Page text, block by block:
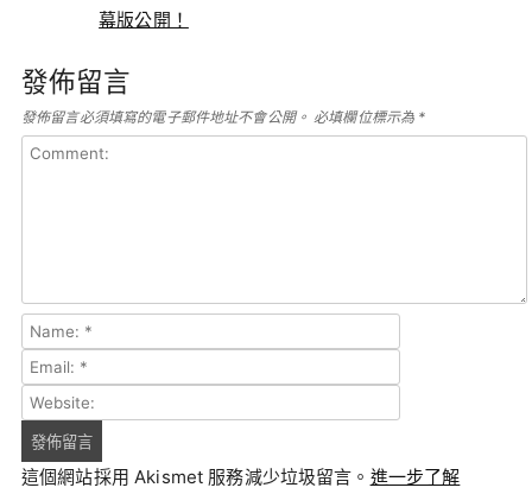
幕版公開！
發佈留言
發佈留言必須填寫的電子郵件地址不會公開。 必填欄位標示為 *
這個網站採用 Akismet 服務減少垃圾留言。 進一步了解